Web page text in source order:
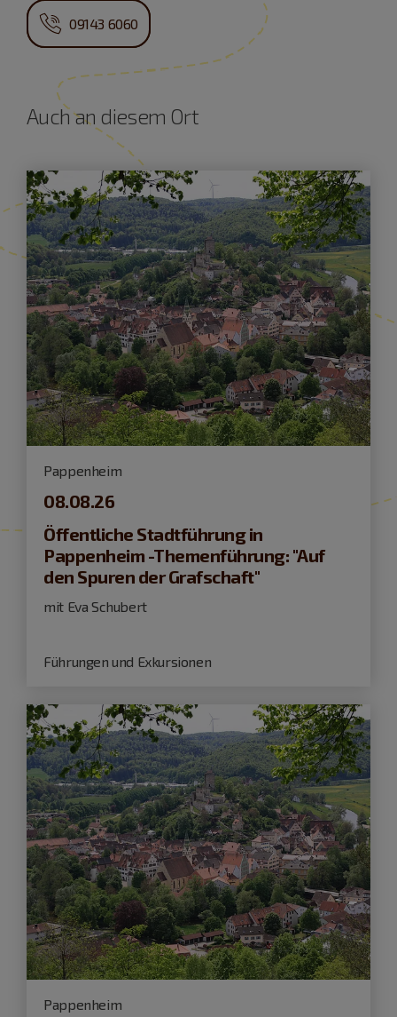
09143 6060
Auch an diesem Ort
Pappenheim
08.08.26
Öffentliche Stadtführung in
Pappenheim -Themenführung: "Auf
den Spuren der Grafschaft"
mit Eva Schubert
Führungen und Exkursionen
Pappenheim